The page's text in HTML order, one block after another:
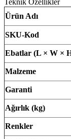
Ürün Adı
SKU-Kod
Ebatlar (L × W ×
Malzeme
Garanti
Ağırlık (kg)
Renkler